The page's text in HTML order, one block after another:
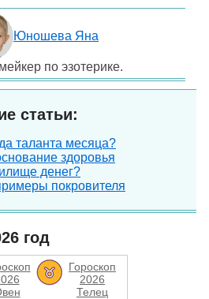
Юношева Яна
по эзотерике.
статьи:
таланта месяца?
здоровья
денег?
покровителя
год
Гороскоп
2026
Телец